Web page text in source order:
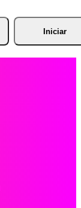
Iniciar